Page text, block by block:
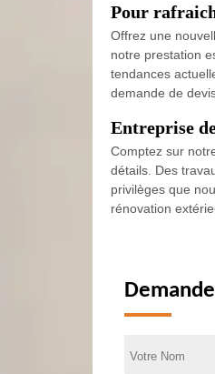
Pour
Offrez une
notre prestation
tendances
demande de
Entreprise
Comptez sur
détails. Des
privilèges que
rénovation